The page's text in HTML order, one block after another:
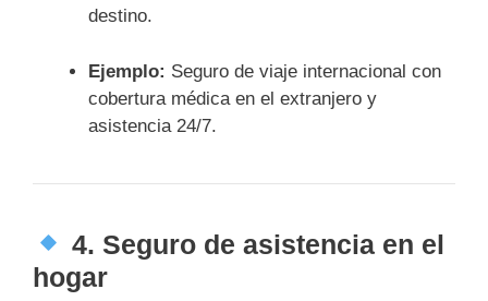
destino.
Ejemplo: Seguro de viaje internacional con
cobertura médica en el extranjero y
asistencia 24/7.
4. Seguro de asistencia en el
hogar